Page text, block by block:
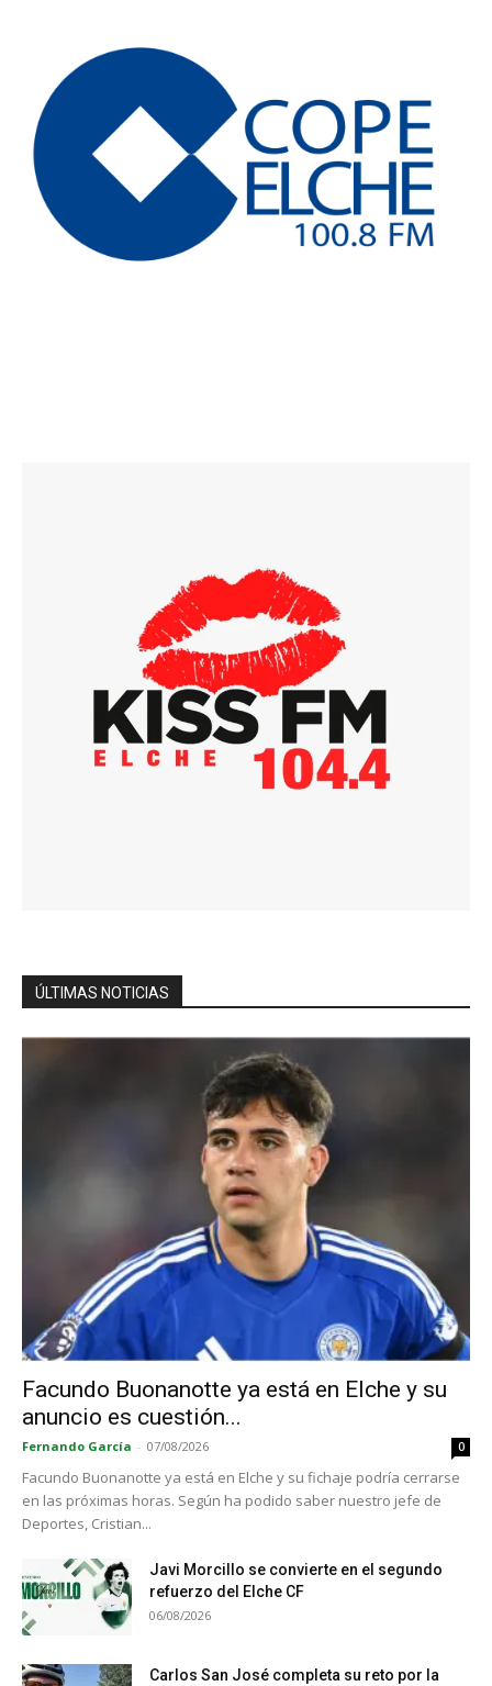
ÚLTIMAS NOTICIAS
Facundo Buonanotte ya está en Elche y su
anuncio es cuestión...
Fernando García - 07/08/2026 0
Facundo Buonanotte ya está en Elche y su fichaje podría cerrarse
en las próximas horas. Según ha podido saber nuestro jefe de
Deportes, Cristian...
Javi Morcillo se convierte en el segundo
refuerzo del Elche CF
06/08/2026
Carlos San José completa su reto por la